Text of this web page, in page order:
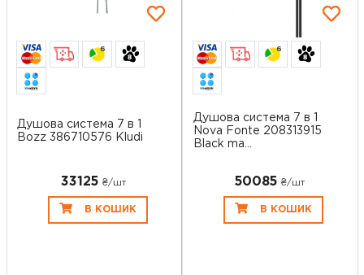
6
Душова система 7 в 1
Bozz 386710576 Kludi
33125 ₴/шт
В КОШИК
6
Душова система 7 в 1
Nova Fonte 208313915
Black ma...
50085 ₴/шт
В КОШИК